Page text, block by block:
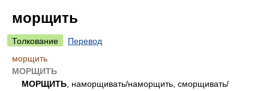
морщить
Толкование
Перевод
морщить
МОРЩИТЬ
МОРЩИТЬ , наморщивать/наморщить, сморщивать/